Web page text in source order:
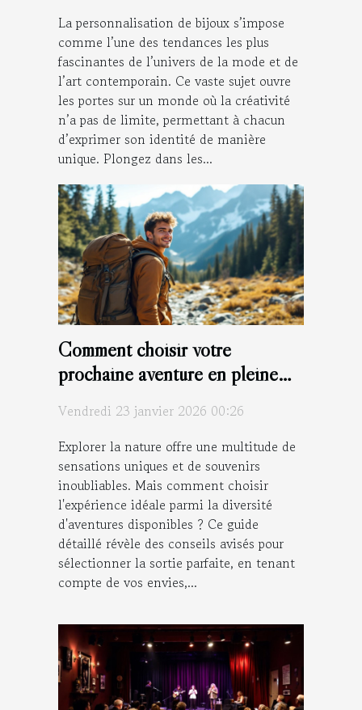
La personnalisation de bijoux s’impose
comme l’une des tendances les plus
fascinantes de l’univers de la mode et de
l’art contemporain. Ce vaste sujet ouvre
les portes sur un monde où la créativité
n’a pas de limite, permettant à chacun
d’exprimer son identité de manière
unique. Plongez dans les...
Comment choisir votre
prochaine aventure en pleine
Vendredi 23 janvier 2026 00:26
Explorer la nature offre une multitude de
sensations uniques et de souvenirs
inoubliables. Mais comment choisir
l'expérience idéale parmi la diversité
d'aventures disponibles ? Ce guide
détaillé révèle des conseils avisés pour
sélectionner la sortie parfaite, en tenant
compte de vos envies,...